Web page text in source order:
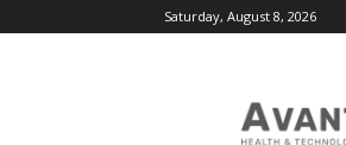
Saturday, August 8, 2026